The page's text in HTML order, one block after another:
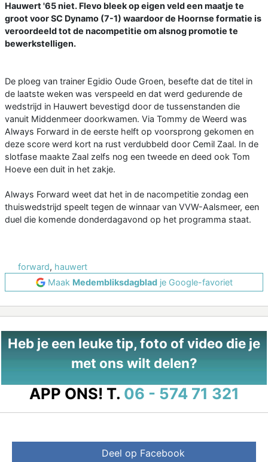
Hauwert '65 niet. Flevo bleek op eigen veld een maatje te
groot voor SC Dynamo (7-1) waardoor de Hoornse formatie is
veroordeeld tot de nacompetitie om alsnog promotie te
bewerkstelligen.
De ploeg van trainer Egidio Oude Groen, besefte dat de titel in
de laatste weken was verspeeld en dat werd gedurende de
wedstrijd in Hauwert bevestigd door de tussenstanden die
vanuit Middenmeer doorkwamen. Via Tommy de Weerd was
Always Forward in de eerste helft op voorsprong gekomen en
deze score werd kort na rust verdubbeld door Cemil Zaal. In de
slotfase maakte Zaal zelfs nog een tweede en deed ook Tom
Hoeve een duit in het zakje.
Always Forward weet dat het in de nacompetitie zondag een
thuiswedstrijd speelt tegen de winnaar van VVW-Aalsmeer, een
duel die komende donderdagavond op het programma staat.
forward, hauwert
Maak Medembliksdagbladje Google-favoriet
Heb je een leuke tip, foto of video die je
met ons wilt delen?
APP ONS! T. 06 - 574 71 321
Deel op Facebook